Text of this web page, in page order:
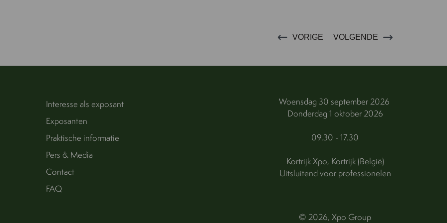
VORIGE VOLGENDE
Interesse als exposant
Exposanten
Praktische informatie
Pers & Media
Contact
FAQ
Woensdag 30 september 2026
Donderdag 1 oktober 2026
09.30 - 17.30
Kortrijk Xpo, Kortrijk (België)
Uitsluitend voor professionelen
© 2026, Xpo Group